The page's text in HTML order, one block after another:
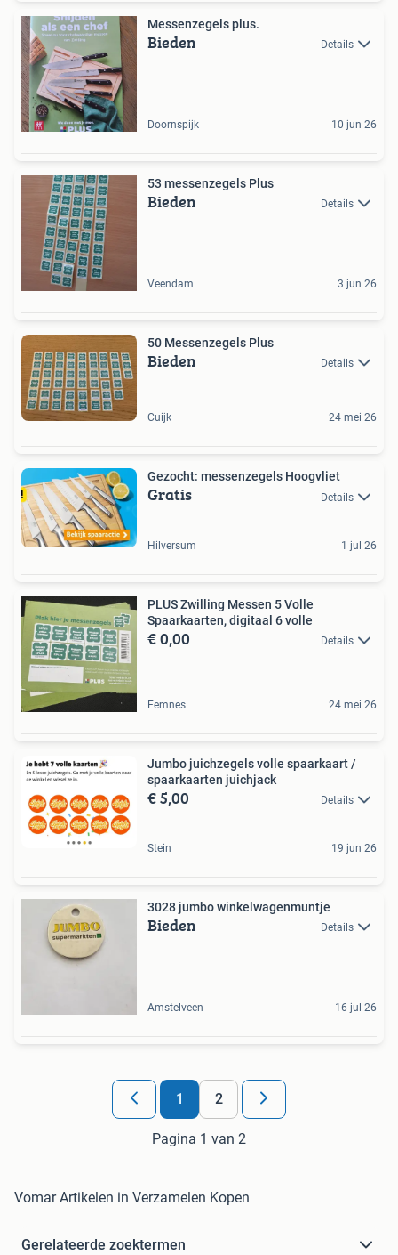
Messenzegels plus.
Bieden Details
Doornspijk 10 jun 26
53 messenzegels Plus
Bieden Details
Veendam 3 jun 26
50 Messenzegels Plus
Bieden Details
Cuijk 24 mei 26
Gezocht: messenzegels Hoogvliet
Gratis Details
Hilversum 1 jul 26
PLUS Zwilling Messen 5 Volle
Spaarkaarten, digitaal 6 volle
€ 0,00 Details
Eemnes 24 mei 26
Jumbo juichzegels volle spaarkaart /
spaarkaarten juichjack
€ 5,00 Details
Stein 19 jun 26
3028 jumbo winkelwagenmuntje
Bieden Details
Amstelveen 16 jul 26
1 2
Pagina 1 van 2
Vomar Artikelen in Verzamelen Kopen
Gerelateerde zoektermen